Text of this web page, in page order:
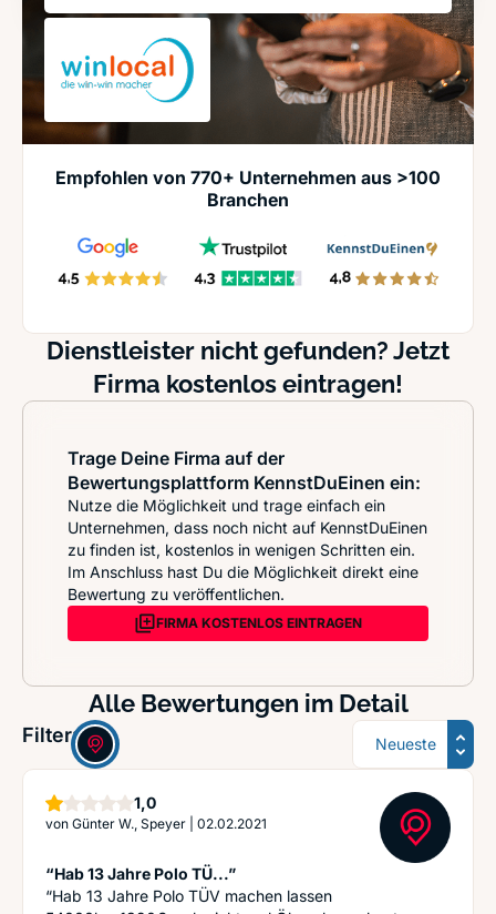
Empfohlen von 770+ Unternehmen aus >100
Branchen
Dienstleister nicht gefunden? Jetzt
Firma kostenlos eintragen!
Trage Deine Firma auf der
Bewertungsplattform KennstDuEinen ein:
Nutze die Möglichkeit und trage einfach ein
Unternehmen, dass noch nicht auf KennstDuEinen
zu finden ist, kostenlos in wenigen Schritten ein.
Im Anschluss hast Du die Möglichkeit direkt eine
Bewertung zu veröffentlichen.
FIRMA KOSTENLOS EINTRAGEN
Alle Bewertungen im Detail
Filter: Sortierung
1,0Stern
von Günter W., Speyer 02.02.2021
“Hab 13 Jahre Polo TÜ...”
“Hab 13 Jahre Polo TÜV machen lassen